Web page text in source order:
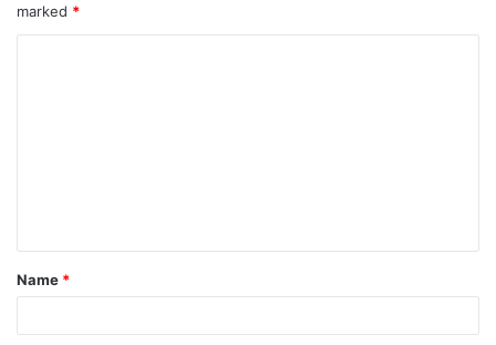
marked *
t
*
Name *